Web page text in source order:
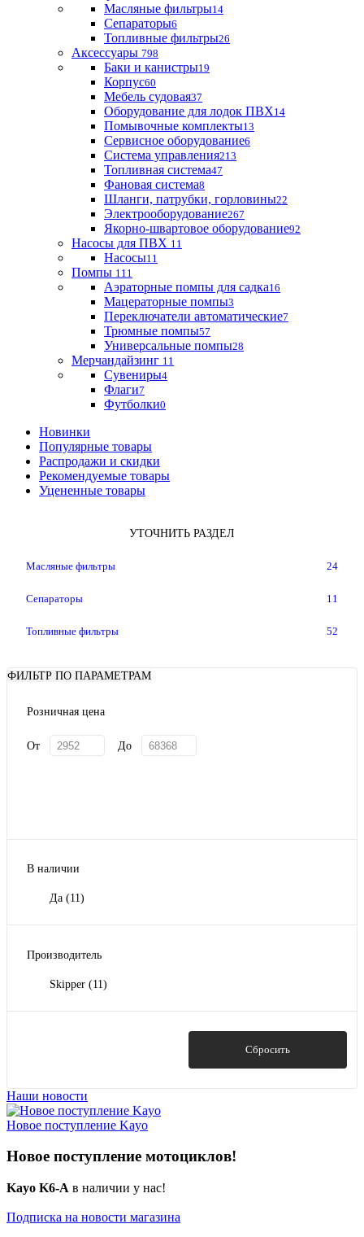
Масляные фильтры14
Сепараторы6
Топливные фильтры26
Аксессуары 798
Баки и канистры19
Корпус60
Мебель судовая37
Оборудование для лодок ПВХ14
Помывочные комплекты13
Сервисное оборудование6
Система управления213
Топливная система47
Фановая система8
Шланги, патрубки, горловины22
Электрооборудование267
Якорно-швартовое оборудование92
Насосы для ПВХ 11
Насосы11
Помпы 111
Аэраторные помпы для садка16
Мацераторные помпы3
Переключатели автоматические7
Трюмные помпы57
Универсальные помпы28
Мерчандайзинг 11
Сувениры4
Флаги7
Футболки0
Новинки
Популярные товары
Распродажи и скидки
Рекомендуемые товары
Уцененные товары
УТОЧНИТЬ РАЗДЕЛ
Масляные фильтры 24
Сепараторы 11
Топливные фильтры 52
ФИЛЬТР ПО ПАРАМЕТРАМ
Розничная цена
От До
В наличии
Да (11)
Производитель
Skipper (11)
Сбросить
Наши новости
Новое поступление Kayo
Новое поступление мотоциклов!
Kayo K6-A в наличии у нас!
Подписка на новости магазина